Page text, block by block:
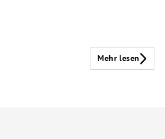
Mehr lesen